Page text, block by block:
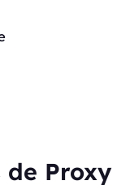
de Proxy